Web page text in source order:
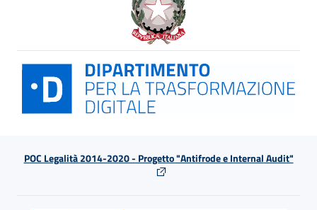
POC Legalità 2014-2020 - Progetto "Antifrode e Internal Audit"